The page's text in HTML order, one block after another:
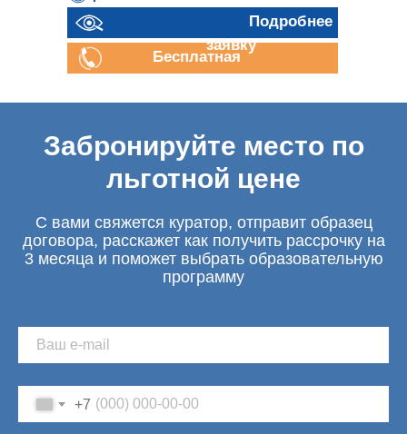
Отправить
заявку
Подробнее
Бесплатная
Забронируйте место по
льготной цене
С вами свяжется куратор, отправит образец
договора, расскажет как получить рассрочку на
3 месяца и поможет выбрать образовательную
программу
+7